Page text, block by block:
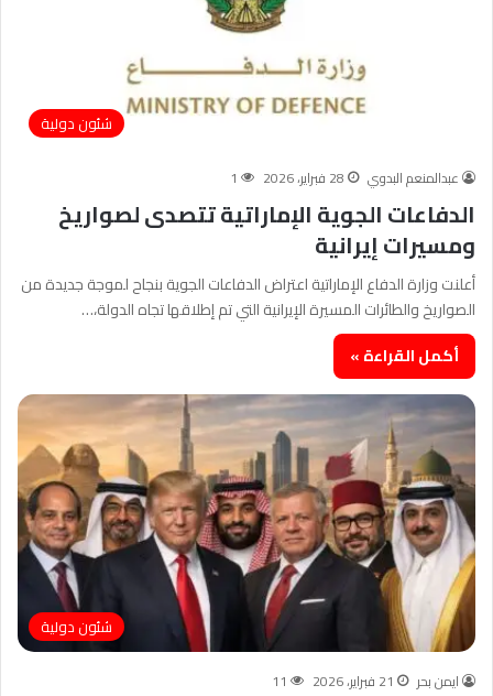
شئون دولية
عبدالمنعم البدوي 28 فبراير، 2026 1
الدفاعات الجوية الإماراتية تتصدى لصواريخ
ومسيرات إيرانية
أعلنت وزارة الدفاع الإماراتية اعتراض الدفاعات الجوية بنجاح لموجة جديدة من
الصواريخ والطائرات المسيرة الإيرانية التي تم إطلاقها تجاه الدولة،…
أكمل القراءة »
شئون دولية
ايمن بحر 21 فبراير، 2026 11